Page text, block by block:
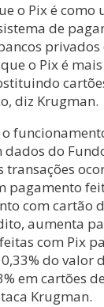
o Pix é como
de
privados
o Pix é
diz Krugman.
do
transações
pagamento
com cartão
aumenta
com Pix
do valor
em cartões
Krugman.